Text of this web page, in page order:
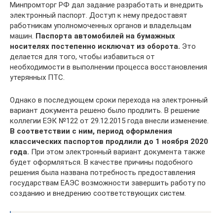
Минпромторг РФ дал задание разработать и внедрить
электронный паспорт. Доступ к нему предоставят
работникам уполномоченных органов и владельцам
машин. Паспорта автомобилей на бумажных
носителях постепенно исключат из оборота. Это
делается для того, чтобы избавиться от
необходимости в выполнении процесса восстановления
утерянных ПТС.
Однако в последующем сроки перехода на электронный
вариант документа решено было продлить. В решение
коллегии ЕЭК №122 от 29.12.2015 года внесли изменение.
В соответствии с ним, период оформления
классических паспортов продлили до 1 ноября 2020
года. При этом электронный вариант документа также
будет оформляться. В качестве причины подобного
решения была названа потребность предоставления
государствам ЕАЭС возможности завершить работу по
созданию и внедрению соответствующих систем.